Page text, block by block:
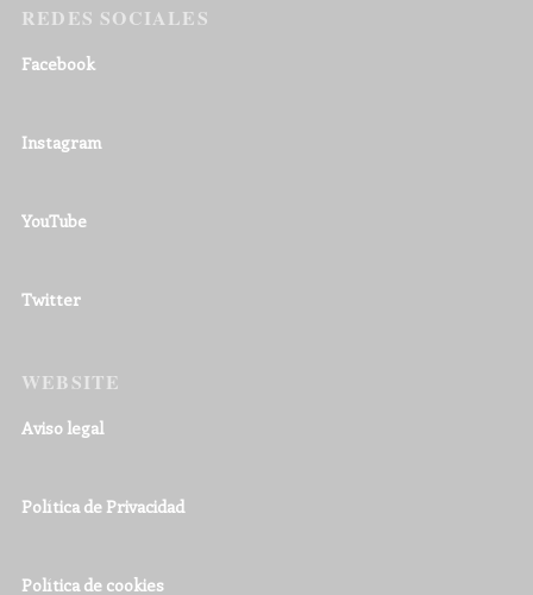
REDES SOCIALES
Facebook
Instagram
YouTube
Twitter
WEBSITE
Aviso legal
Política de Privacidad
Política de cookies